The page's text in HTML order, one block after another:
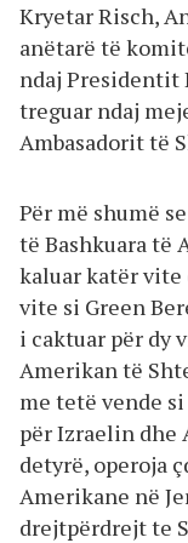
Kryetar Risch,
anëtarë të
ndaj Presidentit
treguar ndaj
Ambasadorit të
Për më shumë
të Bashkuara të
kaluar katër vite
vite si Green
i caktuar për dy
Amerikan të
me tetë vende
për Izraelin dhe
detyrë, operoja
Amerikane në
drejtpërdrejt te